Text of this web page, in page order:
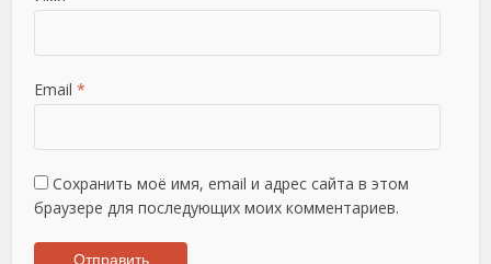
Email *
Сохранить моё имя, email и адрес сайта в этом
браузере для последующих моих комментариев.